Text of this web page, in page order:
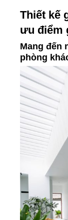
Thiết kế
ưu điểm
Mang đến
phòng